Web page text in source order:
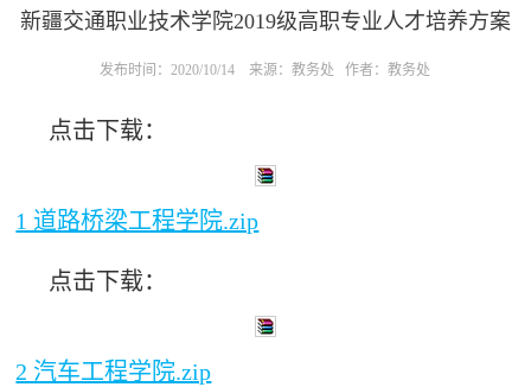
新疆交通职业技术学院2019级高职专业人才培养方案
发布时间：2020/10/14 来源：教务处 作者：教务处
点击下载：
1 道路桥梁工程学院.zip
点击下载：
2 汽车工程学院.zip